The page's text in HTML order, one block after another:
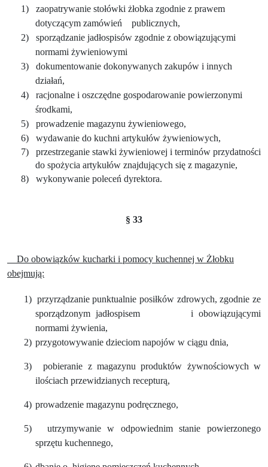
1)
zaopatrywanie stołówki żłobka zgodnie z prawem
dotyczącym zamówień
publicznych,
2)
sporządzanie jadłospisów zgodnie z obowiązującymi
normami żywieniowymi
3)
dokumentowanie dokonywanych zakupów i innych
działań,
4)
racjonalne i oszczędne gospodarowanie powierzonymi
środkami,
5)
prowadzenie magazynu żywieniowego,
6)
wydawanie do kuchni artykułów żywieniowych,
7)
przestrzeganie stawki żywieniowej i terminów przydatności
do spożycia artykułów znajdujących się z magazynie,
8)
wykonywanie poleceń dyrektora.
§ 33
Do obowiązków kucharki i pomocy kuchennej w Żłobku
obejmują:
1) przyrządzanie punktualnie posiłków zdrowych, zgodnie ze
sporządzonym jadłospisem
i obowiązującymi
normami żywienia,
2) przygotowywanie dzieciom napojów w ciągu dnia,
3)
pobieranie z magazynu produktów żywnościowych w
ilościach przewidzianych recepturą,
4) prowadzenie magazynu podręcznego,
5)
utrzymywanie w odpowiednim stanie powierzonego
sprzętu kuchennego,